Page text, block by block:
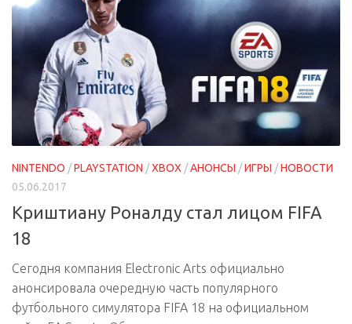
NINTENDO /PLAYSTATION /XBOX /АНОНСЫ /ИГРЫ /НОВОСТИ
05.06.2017
Криштиану Роналду стал лицом FIFA
18
Сегодня компания Electronic Arts официально
анонсировала очередную часть популярного
футбольного симулятора FIFA 18 на официальном